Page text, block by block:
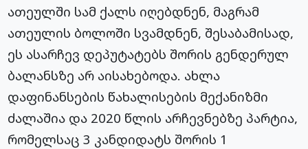
ათეულში სამ ქალს იღებდნენ, მაგრამ
ათეულის ბოლოში სვამდნენ, შესაბამისად,
ეს ასარჩევ დეპუტატებს შორის გენდერულ
ბალანსზე არ აისახებოდა. ახლა
დაფინანსების წახალისების მექანიზმი
ძალაშია და 2020 წლის არჩევნებზე პარტია,
რომელსაც 3 კანდიდატს შორის 1